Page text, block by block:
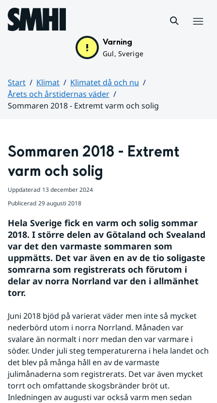
Hoppa till sidans innehåll
Varning
Gul, Sverige
Start Klimat
Klimatet då och nu
Årets och årstidernas väder
Sommaren 2018 - Extremt varm och solig
Sommaren 2018 - Extremt
varm och solig
Uppdaterad 13 december 2024
Publicerad 29 augusti 2018
Hela Sverige fick en varm och solig sommar
2018. I större delen av Götaland och Svealand
var det den varmaste sommaren som
uppmätts. Det var även en av de tio soligaste
somrarna som registrerats och förutom i
delar av norra Norrland var den i allmänhet
torr.
Juni 2018 bjöd på varierat väder men inte så mycket
nederbörd utom i norra Norrland. Månaden var
svalare än normalt i norr medan den var varmare i
söder. Under juli steg temperaturerna i hela landet och
det blev på många håll en av de varmaste
julimånaderna som registrerats. Det var även mycket
torrt och omfattande skogsbränder bröt ut.
Inledningen av augusti var också varm men sedan